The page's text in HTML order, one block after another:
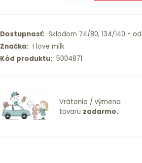
Dostupnosť:Skladom 74/80, 134/140 -
Značka:I love milk
Kód produktu:5004871
Vrátenie / výmena
tovaru zadarmo.